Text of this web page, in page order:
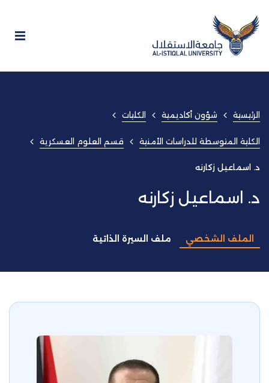
الرئيسية شؤون أكاديمية الكليات
الكلية المتوسطة للدراسات الأمنية قسم العلوم العسكرية
د. اسماعيل زكارنه
د. اسماعيل زكارنه
الملف الشخصي ملف السيرة الذاتية